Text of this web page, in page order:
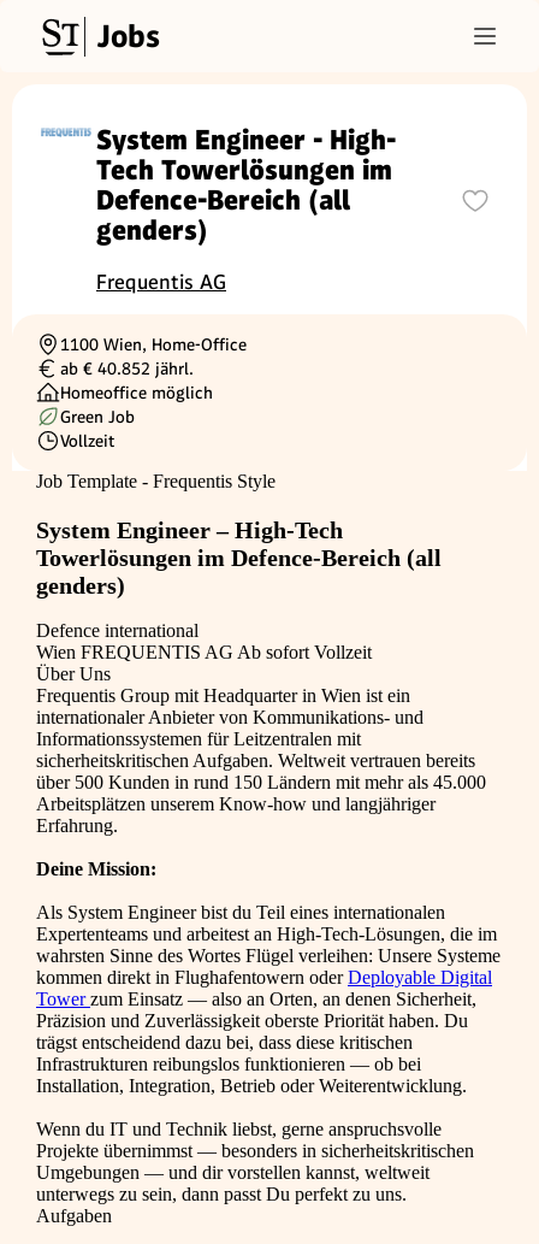
Jobs
System Engineer - High-
Tech Towerlösungen im
Defence-Bereich (all
genders)
Frequentis AG
Ortschaft
1100 Wien, Home-Office
Gehalt
ab € 40.852 jährl.
Homeoffice möglich
Green Job
Beschäftigungsart
Vollzeit
Job Template - Frequentis Style
System Engineer – High-Tech
Towerlösungen im Defence-Bereich (all
genders)
Defence international
Wien FREQUENTIS AG Ab sofort Vollzeit
Über Uns
Frequentis Group mit Headquarter in Wien ist ein
internationaler Anbieter von Kommunikations- und
Informationssystemen für Leitzentralen mit
sicherheitskritischen Aufgaben. Weltweit vertrauen bereits
über 500 Kunden in rund 150 Ländern mit mehr als 45.000
Arbeitsplätzen unserem Know-how und langjähriger
Erfahrung.
Deine Mission:
Als System Engineer bist du Teil eines internationalen
Expertenteams und arbeitest an High-Tech-Lösungen, die im
wahrsten Sinne des Wortes Flügel verleihen: Unsere Systeme
kommen direkt in Flughafentowern oderDeployable Digital
Towerzum Einsatz — also an Orten, an denen Sicherheit,
Präzision und Zuverlässigkeit oberste Priorität haben. Du
trägst entscheidend dazu bei, dass diese kritischen
Infrastrukturen reibungslos funktionieren — ob bei
Installation, Integration, Betrieb oder Weiterentwicklung.
Wenn du IT und Technik liebst, gerne anspruchsvolle
Projekte übernimmst — besonders in sicherheitskritischen
Umgebungen — und dir vorstellen kannst, weltweit
unterwegs zu sein, dann passt Du perfekt zu uns.
Aufgaben